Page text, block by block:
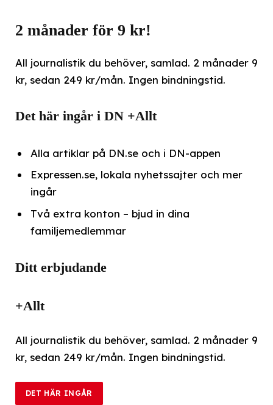
2 månader för 9 kr!
All journalistik du behöver, samlad. 2 månader 9
kr, sedan 249 kr/mån. Ingen bindningstid.
Det här ingår i DN +Allt
Alla artiklar på DN.se och i DN-appen
Expressen.se, lokala nyhetssajter och mer
ingår
Två extra konton – bjud in dina
familjemedlemmar
Ditt erbjudande
+Allt
All journalistik du behöver, samlad. 2 månader 9
kr, sedan 249 kr/mån. Ingen bindningstid.
DET HÄR INGÅR